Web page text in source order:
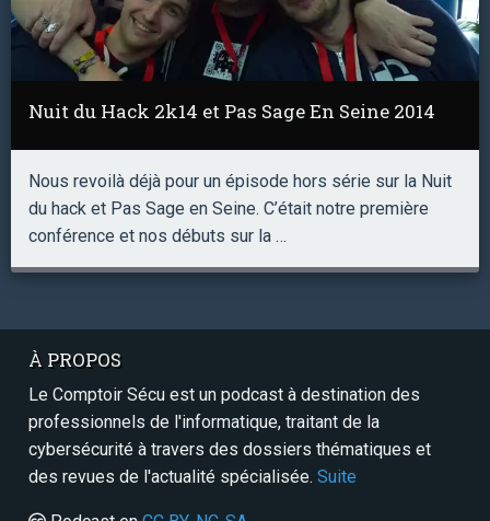
Nuit du Hack 2k14 et Pas Sage En Seine 2014
Nous revoilà déjà pour un épisode hors série sur la Nuit
du hack et Pas Sage en Seine. C’était notre première
conférence et nos débuts sur la …
À PROPOS
Le Comptoir Sécu est un podcast à destination des
professionnels de l'informatique, traitant de la
cybersécurité à travers des dossiers thématiques et
des revues de l'actualité spécialisée. Suite